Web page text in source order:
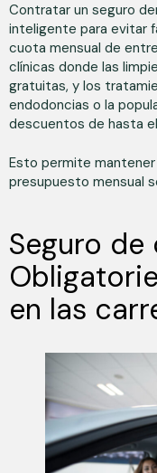
Contratar un seguro
inteligente para evitar
cuota mensual de
clínicas donde las
gratuitas, y los
endodoncias o la
descuentos de hasta
Esto permite
presupuesto mensual
Seguro de
en las